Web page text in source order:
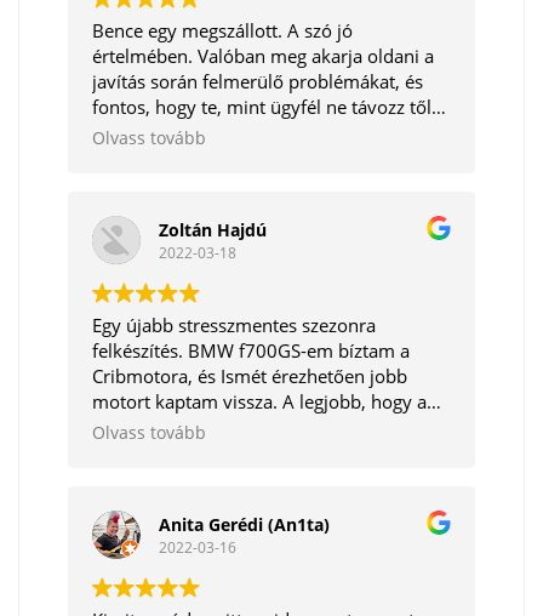
Bence egy megszállott. A szó jó
értelmében. Valóban meg akarja oldani a
javítás során felmerülő problémákat, és
fontos, hogy te, mint ügyfél ne távozz tőle
elégedetlenül. Korrekt ember. Tudom
Olvass tovább
Zoltán Hajdú
2022-03-18
Egy újabb stresszmentes szezonra
felkészítés. BMW f700GS-em bíztam a
Cribmotora, és Ismét érezhetően jobb
motort kaptam vissza. A legjobb, hogy a
mechanikai részeken kívül még a software
Olvass tovább
Anita Gerédi (An1ta)
2022-03-16